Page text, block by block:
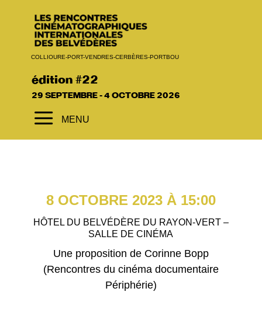
COLLIOURE-PORT-VENDRES-CERBÈRES-PORTBOU
édition #22
29 SEPTEMBRE - 4 OCTOBRE 2026
a MENU
8 OCTOBRE 2023 À 15:00
HÔTEL DU BELVÉDÈRE DU RAYON-VERT –
SALLE DE CINÉMA
Une proposition de Corinne Bopp
(Rencontres du cinéma documentaire
Périphérie)